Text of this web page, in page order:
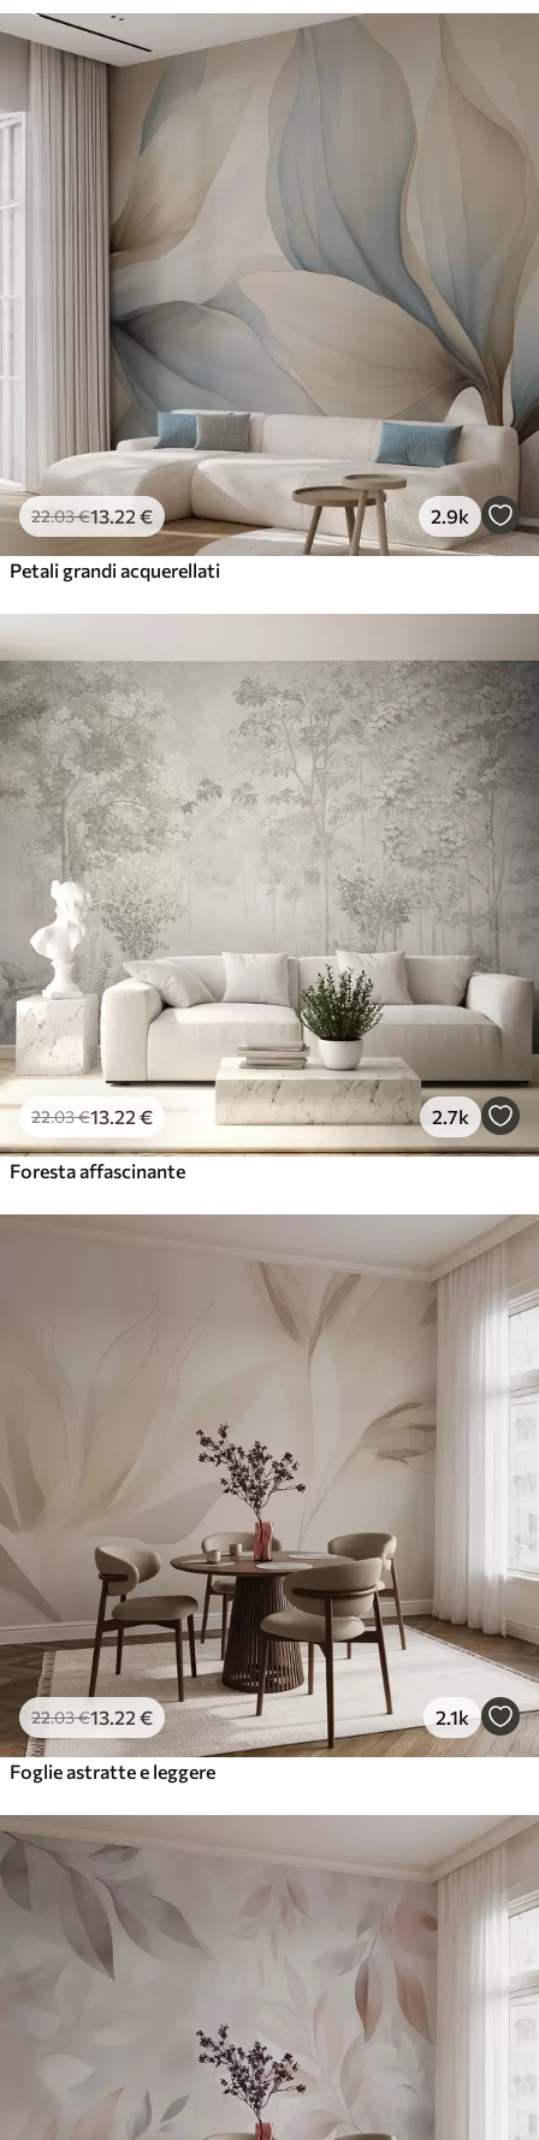
22.03€13.22 € 2.9k
Petali grandi acquerellati
22.03€13 .22 € 2.7k
Foresta affascinante
22.03€13 .22 € 2.1k
Foglie astratte e leggere